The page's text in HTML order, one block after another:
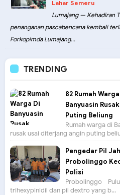
Lahar Semeru
Lumajang — Kehadiran
penanganan pascabencana kembali
Forkopimda Lumajang...
TRENDING
82 Rumah
Banyuasin
Puting Beliung
Rumah warga di
rusak usai diterjang angin puting
Pengedar Pil
Probolinggo
Polisi
Probolinggo -
trihexypinidil dan pil dextro yang b...